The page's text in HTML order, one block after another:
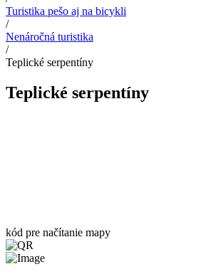
Turistika pešo aj na bicykli
/
Nenáročná turistika
/
Teplické serpentíny
Teplické serpentíny
kód pre načítanie mapy